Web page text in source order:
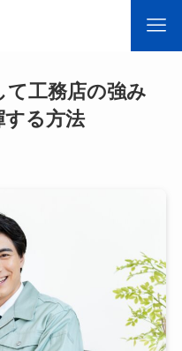
て工務店の強み
する方法